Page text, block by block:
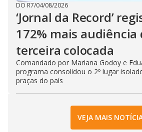
DO R7/04/08/2026
‘Jornal da Record’
172% mais audiência
terceira colocada
Comandado por Mariana Godoy e
programa consolidou o 2º lugar
praças do país
VEJA MAIS